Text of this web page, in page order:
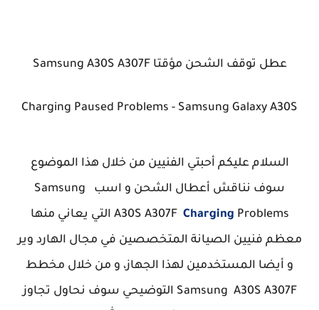
عطل توقف الشحن مؤقتا Samsung A30S A307F
Charging Paused Problems - Samsung Galaxy A30S
السلام عليكم أحبتي الفنيين من خلال هذا الموضوع
سوف نناقش أعطال الشحن و اسب Samsung
A30S A307F Charging
Problems التي يعاني منها
معظم فنيين الصيانة المتخصصين في مجال الهارد وير
و أيضا المستخدمين لهذا الجهاز، و من خلال مخطط
Samsung A30S A307F التوضيحي سوف نحاول تجاوز